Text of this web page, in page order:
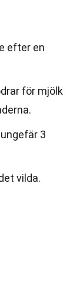
efter en
för mjölk
3
vilda.